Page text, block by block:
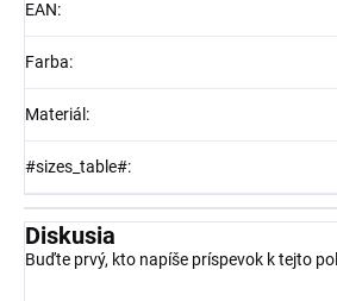
EAN:
Farba:
Materiál :
#sizes_table#:
Diskusia
Buďte prvý, kto napíše príspevok k tejto